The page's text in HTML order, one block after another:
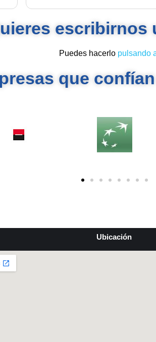
escribirnos
Puedes hacerlo pulsando
que
Ubicación